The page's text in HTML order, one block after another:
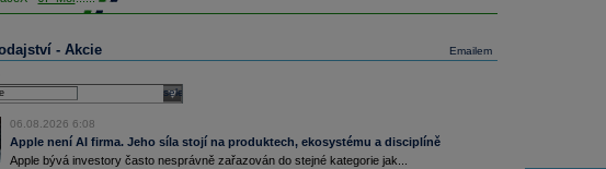
Techno...
- T...
získala podíl v kanadské firmě North Vector Dynamics (NVD), která vyvíjí raketové
technologie protivzdušné obrany a hypersonické technologie. Hodnotu investice ani
podílu ale nesdělila. Cílem investice je podpořit obchod produktů kanadského podniku a
je zejména na trzích členských států NATO (ČTK)
Networks...
-JP Morga......
Emailem
- Akcie
select
06.08.2026 6:08
Apple není AI firma. Jeho síla stojí na produktech, ekosystému a disciplíně
Apple bývá investory často nesprávně zařazován do stejné kategorie jak...